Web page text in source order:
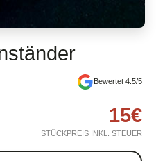
Bewertet 4.5/5
15€
STÜCKPREIS INKL. STEUER